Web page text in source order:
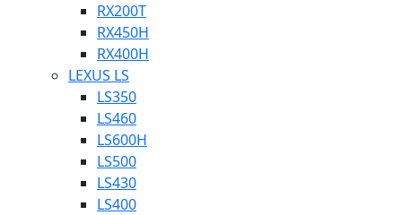
RX200T
RX450H
RX400H
LEXUS LS
LS350
LS460
LS600H
LS500
LS430
LS400